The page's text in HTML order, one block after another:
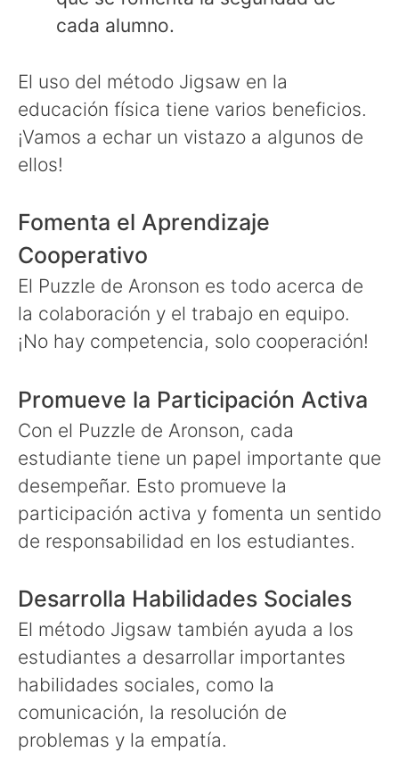
cada alumno.
El uso del método Jigsaw en la
educación física tiene varios beneficios.
¡Vamos a echar un vistazo a algunos de
ellos!
Fomenta el Aprendizaje
Cooperativo
El Puzzle de Aronson es todo acerca de
la colaboración y el trabajo en equipo.
¡No hay competencia, solo cooperación!
Promueve la Participación Activa
Con el Puzzle de Aronson, cada
estudiante tiene un papel importante que
desempeñar. Esto promueve la
participación activa y fomenta un sentido
de responsabilidad en los estudiantes.
Desarrolla Habilidades Sociales
El método Jigsaw también ayuda a los
estudiantes a desarrollar importantes
habilidades sociales, como la
comunicación, la resolución de
problemas y la empatía.